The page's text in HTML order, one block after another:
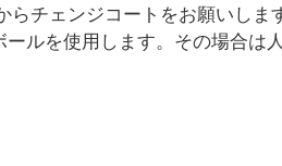
チェンジコートをお願いしま
ルを使用します。その場合は